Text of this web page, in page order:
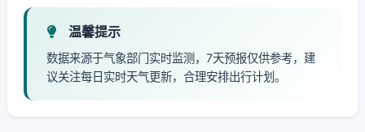
温馨提示
数据来源于气象部门实时监测，7天预报仅供参考，建
议关注每日实时天气更新，合理安排出行计划。